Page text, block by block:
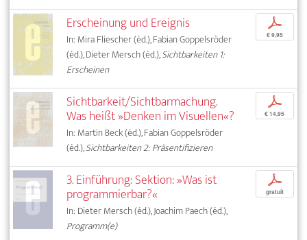
Erscheinung und Ereignis
In: Mira Fliescher (éd.), Fabian Goppelsröder
(éd.), Dieter Mersch (éd.),Sichtbarkeiten 1:
Erscheinen
p
€ 9,95
Sichtbarkeit/Sichtbarmachung.
Was heißt »Denken im Visuellen«?
In: Martin Beck (éd.), Fabian Goppelsröder
(éd.),Sichtbarkeiten 2: Präsentifizieren
p
€ 14,95
3. Einführung: Sektion: »Was ist
programmierbar?«
In: Dieter Mersch (éd.), Joachim Paech (éd.),
Programm(e)
p
gratuit